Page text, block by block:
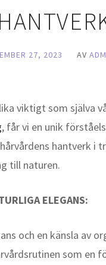
27, 2023 AV
viktigt som själva
, får vi en unik
hantverk
till naturen.
ELEGANS:
och en känsla av
som en